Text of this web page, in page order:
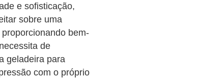
e sofisticação,
sobre uma
bem-
de
geladeira para
com o próprio